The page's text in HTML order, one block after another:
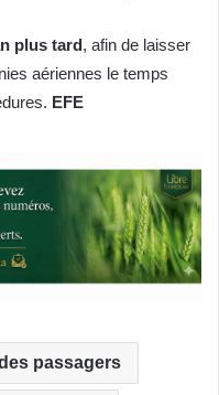
plus tard, afin de laisser
aériennes le temps
EFE
passagers